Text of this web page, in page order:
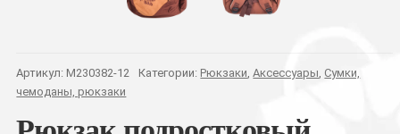
Артикул: M230382-12 Категории: Рюкзаки,Аксессуары, Сумки,
чемоданы, рюкзаки